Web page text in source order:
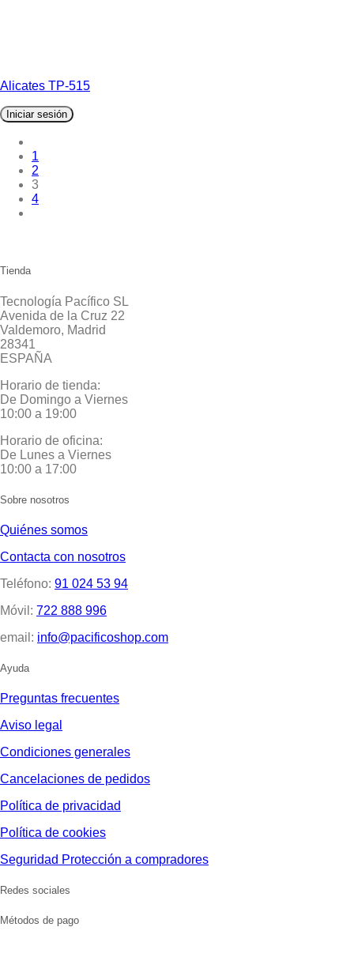
Alicates TP-515
Iniciar sesión
1
2
3
4
Tienda
Tecnología Pacífico SL
Avenida de la Cruz 22
Valdemoro, Madrid
28341
ESPAÑA
Horario de tienda:
De Domingo a Viernes
10:00 a 19:00
Horario de oficina:
De Lunes a Viernes
10:00 a 17:00
Sobre nosotros
Quiénes somos
Contacta con nosotros
Teléfono: 91 024 53 94
Móvil: 722 888 996
email: info@pacificoshop.com
Ayuda
Preguntas frecuentes
Aviso legal
Condiciones generales
Cancelaciones de pedidos
Política de privacidad
Política de cookies
Seguridad Protección a compradores
Redes sociales
Métodos de pago